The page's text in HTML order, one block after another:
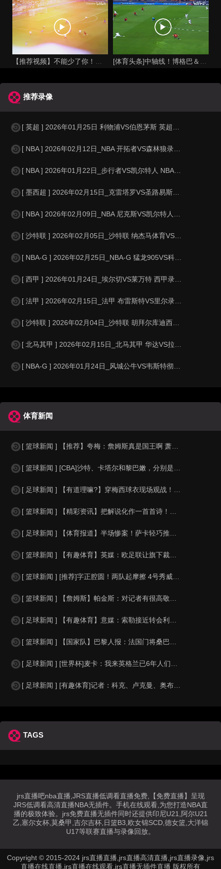
推荐录像
[ 英超 ] 2026年01月25日 利物浦VS伯恩茅斯 英超_全场录像【
[ NBA ] 2026年02月12日_NBA 开拓者VS森林狼录像_高清录
[ NBA ] 2026年01月22日_步行者VS凯尔特人 NBA录像_全场
[ 墨西超 ] 2026年02月15日_克雷塔罗VS圣路易斯竞技 墨西超录像
[ NBA ] 2026年02月09日_NBA 尼克斯VS凯尔特人录像_全场
[ 沙特联 ] 2026年02月05日_沙特联 纳杰马体育VS费哈录像_全场
[ NBA-G ] 2026年02月25日_NBA-G 猛龙905VS科利奇帕克
[ 西甲 ] 2026年01月24日_埃尔切VS莱万特 西甲录像_全场录像
[ 法甲 ] 2026年02月15日_法甲 布雷斯特VS里尔录像_高清录像
[ 沙特联 ] 2026年02月04日_沙特联 胡拜尔库迪西亚VS塞哈特海湾
[ 北马其甲 ] 2026年02月15日_北马其甲 华达VS拉博特尼基录像_全
[ NBA-G ] 2026年01月24日_风城公牛VS韦斯特彻斯特尼克斯 NB
体育新闻
[ 篮球新闻 ] 【推荐】夸梅：詹姆斯真是国王啊 萧华都得听他的 新赛季日程安
[ 篮球新闻 ] [CBA]沙特、卡塔尔和黎巴嫩，分别是什么水平？
[ 足球新闻 ] 【有道理嘛?】穿梅西球衣现场观战！马思纯晒照：终究是人生，不
[ 篮球新闻 ] 【精彩资讯】把解说化作一首首诗！贺炜本届世界杯金句合集
[ 足球新闻 ] 【体育报道】半场惨案！萨卡轻巧推射双响，英格兰4-0领先法国
[ 篮球新闻 ] 【有趣体育】英媒：欧足联让旗下裁判避免像世界杯一样，用VAR
[ 篮球新闻 ] [推荐]字正腔圆！两队起摩擦 4号秀威尔逊大声嘲讽卡卢马:W
[ 篮球新闻 ] 【詹姆斯】帕金斯：对记者有很高敬意 Windhorst绝不是
[ 足球新闻 ] 【有趣体育】意媒：索勒接近转会利兹联，乌迪内斯有意米兰后卫F
[ 篮球新闻 ] 【国家队】巴黎人报：法国门将桑巴小腿受伤，提前结束了训练
[ 足球新闻 ] [世界杯]麦卡：我来英格兰已6年人们对我很好，但和英格兰的比
[ 足球新闻 ] [有趣体育]记者：科克、卢克曼、奥布拉克参加马竞训练，卡尔多
TAGS
jrs直播吧nba直播,JRS直播低调看直播免费,【免费直播】呈现
JRS低调看高清直播NBA无插件。手机在线观看,为您打造NBA直
播的极致体验。jrs免费直播无插件同时还提供印尼U21,阿尔U21
乙,塞尔女杯,莫桑甲,吉尔吉杯,日篮B3,欧女锦SCD,德女篮,大洋锦
U17等联赛直播与录像回放。
Copyright © 2015-2024 jrs直播直播,jrs直播高清直播,jrs直播录像,jrs
直播在线直播,jrs直播在线观看,jrs直播无插件直播 版权所有